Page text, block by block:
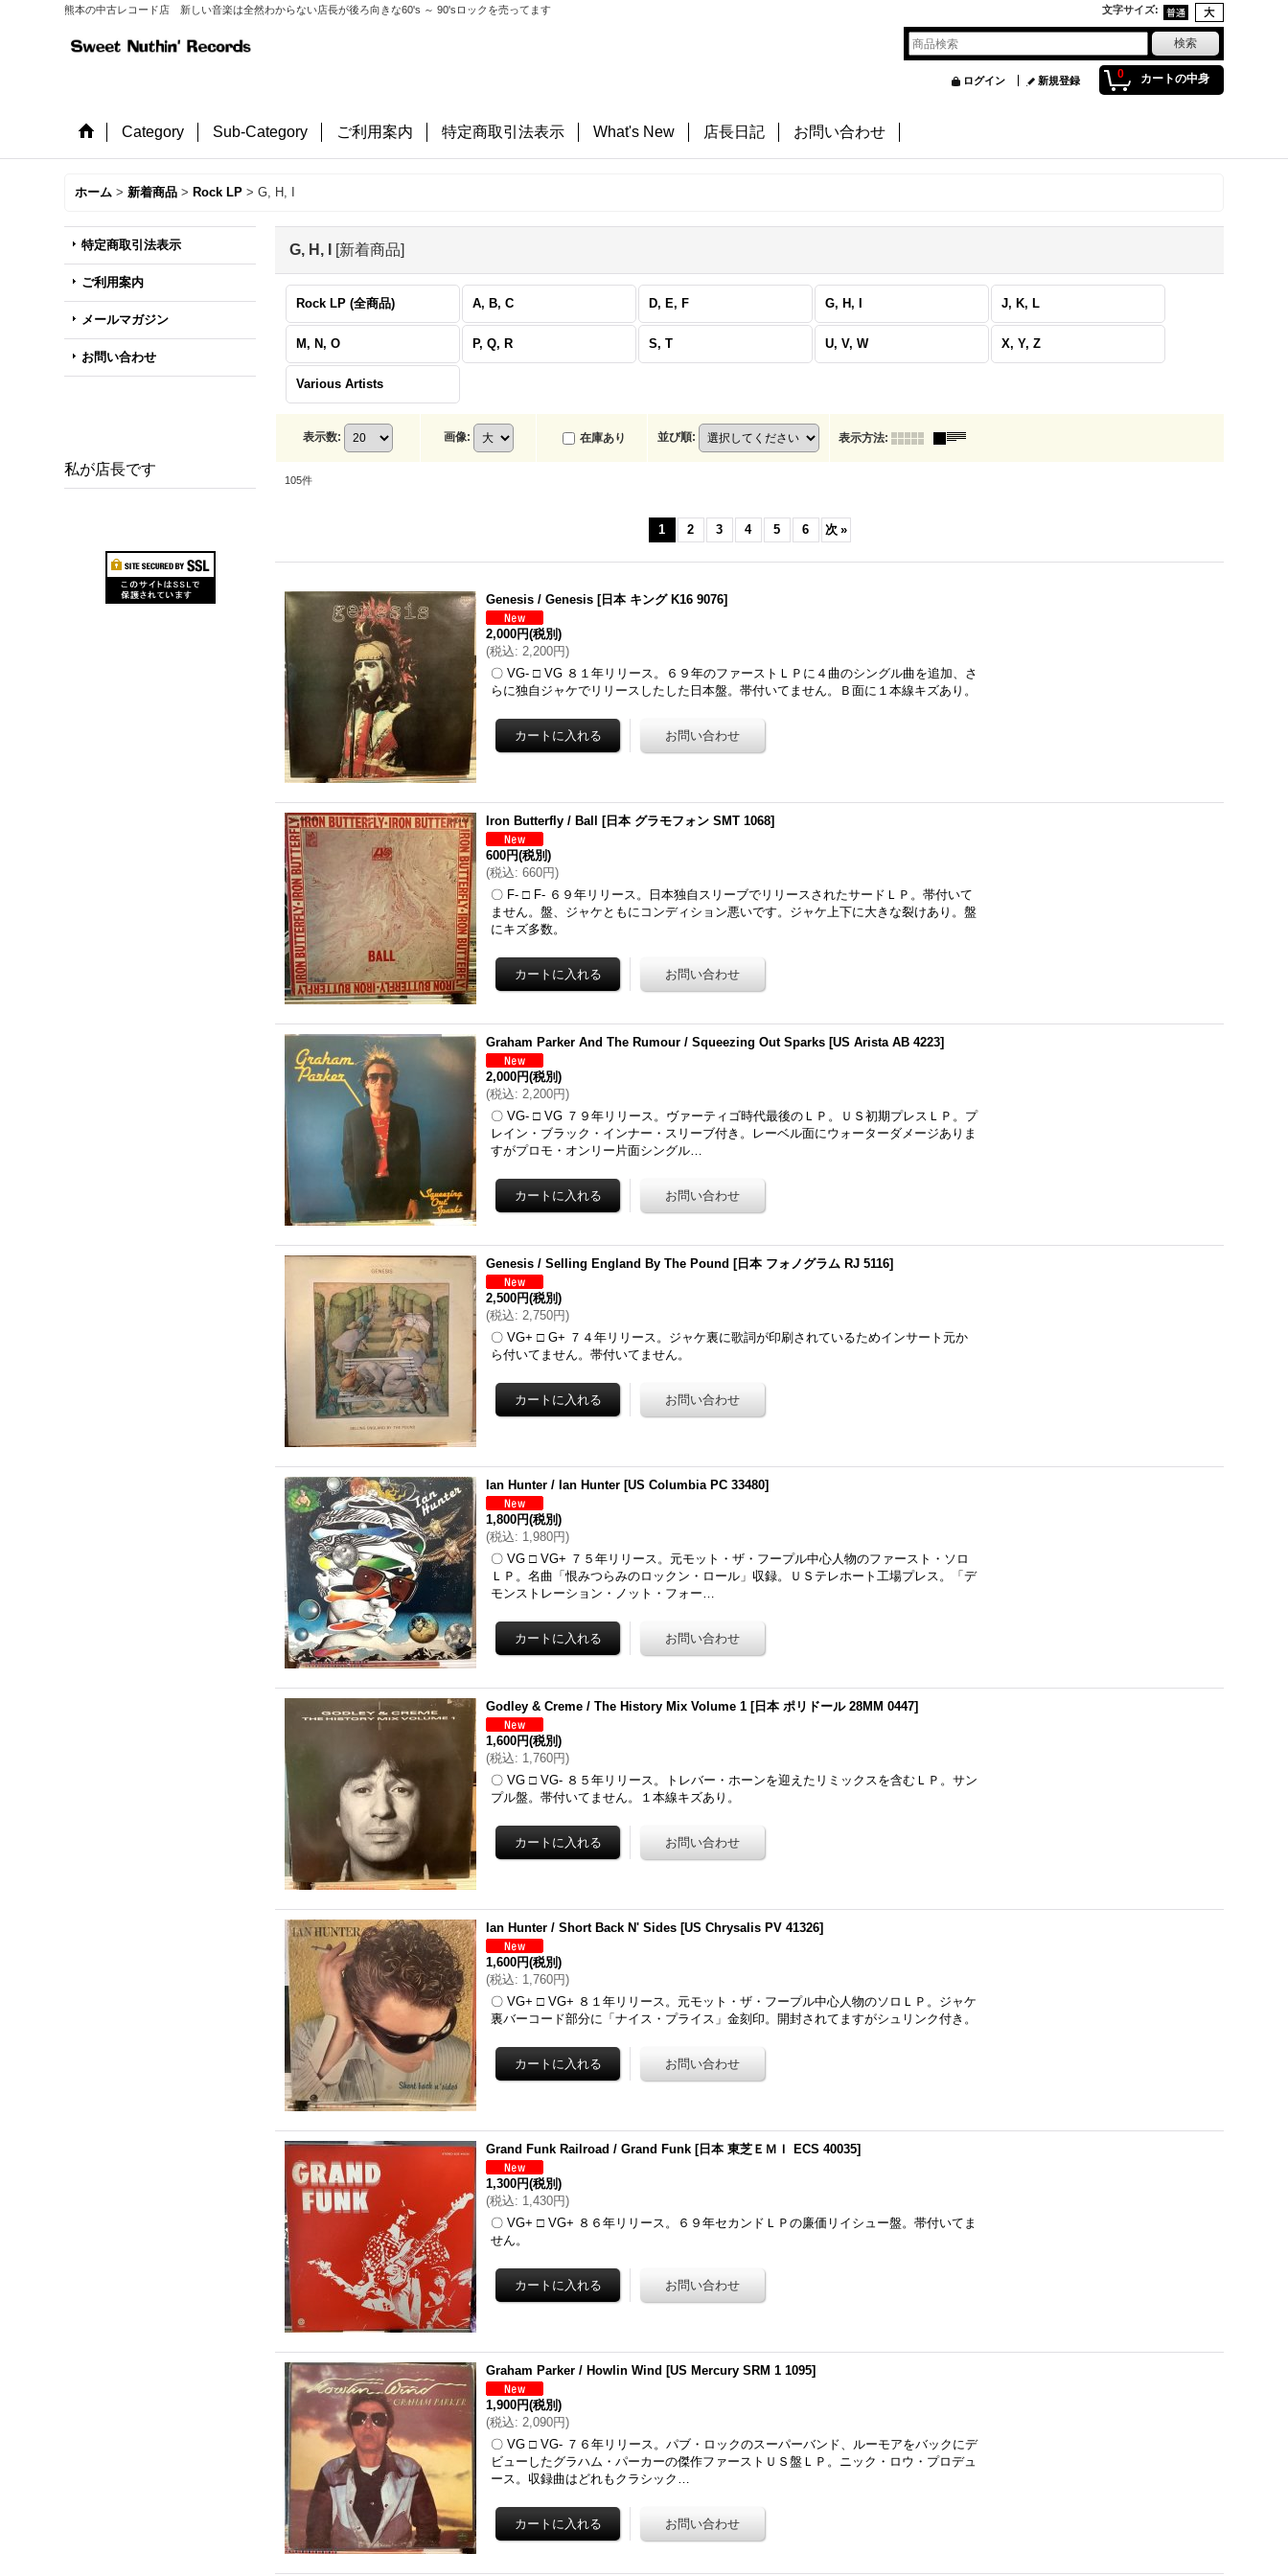
熊本の中古レコード店 新しい音楽は全然わからない店長が後ろ向きな60's ～ 90'sロックを売ってます 文字サイズ:
0 カートの中身
ログイン 新規登録
Category Sub-Category ご利用案内 特定商取引法表示 What's New 店長日記 お問い合わせ
ホーム > 新着商品 > Rock LP > G, H, I
特定商取引法表示
ご利用案内
メールマガジン
お問い合わせ
私が店長です
G, H, I [新着商品]
Rock LP (全商品) A, B, C D, E, F G, H, I J, K, L
M, N, O P, Q, R S, T U, V, W X, Y, Z
Various Artists
表示数: 画像: 在庫あり 並び順: 表示方法:
105件
1 2 3 4 5 6 次 »
Genesis / Genesis [日本 キング K16 9076]
2,000円(税別)
(税込: 2,200円)
〇 VG- □ VG ８１年リリース。６９年のファーストＬＰに４曲のシングル曲を追加、さ
らに独自ジャケでリリースしたした日本盤。帯付いてません。Ｂ面に１本線キズあり。
Iron Butterfly / Ball [日本 グラモフォン SMT 1068]
600円(税別)
(税込: 660円)
〇 F- □ F- ６９年リリース。日本独自スリーブでリリースされたサードＬＰ。帯付いて
ません。盤、ジャケともにコンディション悪いです。ジャケ上下に大きな裂けあり。盤
にキズ多数。
Graham Parker And The Rumour / Squeezing Out Sparks [US Arista AB 4223]
2,000円(税別)
(税込: 2,200円)
〇 VG- □ VG ７９年リリース。ヴァーティゴ時代最後のＬＰ。ＵＳ初期プレスＬＰ。プ
レイン・ブラック・インナー・スリーブ付き。レーベル面にウォーターダメージありま
すがプロモ・オンリー片面シングル…
Genesis / Selling England By The Pound [日本 フォノグラム RJ 5116]
2,500円(税別)
(税込: 2,750円)
〇 VG+ □ G+ ７４年リリース。ジャケ裏に歌詞が印刷されているためインサート元か
ら付いてません。帯付いてません。
Ian Hunter / Ian Hunter [US Columbia PC 33480]
1,800円(税別)
(税込: 1,980円)
〇 VG □ VG+ ７５年リリース。元モット・ザ・フープル中心人物のファースト・ソロ
ＬＰ。名曲「恨みつらみのロックン・ロール」収録。ＵＳテレホート工場プレス。「デ
モンストレーション・ノット・フォー…
Godley & Creme / The History Mix Volume 1 [日本 ポリドール 28MM 0447]
1,600円(税別)
(税込: 1,760円)
〇 VG □ VG- ８５年リリース。トレバー・ホーンを迎えたリミックスを含むＬＰ。サン
プル盤。帯付いてません。１本線キズあり。
Ian Hunter / Short Back N' Sides [US Chrysalis PV 41326]
1,600円(税別)
(税込: 1,760円)
〇 VG+ □ VG+ ８１年リリース。元モット・ザ・フープル中心人物のソロＬＰ。ジャケ
裏バーコード部分に「ナイス・プライス」金刻印。開封されてますがシュリンク付き。
Grand Funk Railroad / Grand Funk [日本 東芝ＥＭＩ ECS 40035]
1,300円(税別)
(税込: 1,430円)
〇 VG+ □ VG+ ８６年リリース。６９年セカンドＬＰの廉価リイシュー盤。帯付いてま
せん。
Graham Parker / Howlin Wind [US Mercury SRM 1 1095]
1,900円(税別)
(税込: 2,090円)
〇 VG □ VG- ７６年リリース。パブ・ロックのスーパーバンド、ルーモアをバックにデ
ビューしたグラハム・パーカーの傑作ファーストＵＳ盤ＬＰ。ニック・ロウ・プロデュ
ース。収録曲はどれもクラシック…